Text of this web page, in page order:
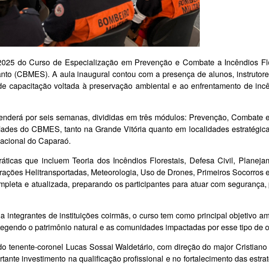
do Curso de Especialização em Prevenção e Combate a Incêndios
(CBMES). A aula inaugural contou com a presença de alunos,
capacitação voltada à preservação ambiental e ao enfrentamento de
por seis semanas, divididas em três módulos: Prevenção, Combate
do CBMES, tanto na Grande Vitória quanto em localidades
do Caparaó.
que incluem Teoria dos Incêndios Florestais, Defesa Civil,
Helitransportadas, Meteorologia, Uso de Drones, Primeiros Socorros
e atualizada, preparando os participantes para atuar com
integrantes de instituições coirmãs, o curso tem como principal objetivo
o patrimônio natural e as comunidades impactadas por esse tipo de
tenente-coronel Lucas Sossai Waldetário, com direção do major
investimento na qualificação profissional e no fortalecimento das